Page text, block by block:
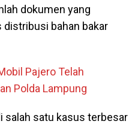
dokumen yang
distribusi bahan bakar
Pajero Telah
Polda Lampung
salah satu kasus terbesar